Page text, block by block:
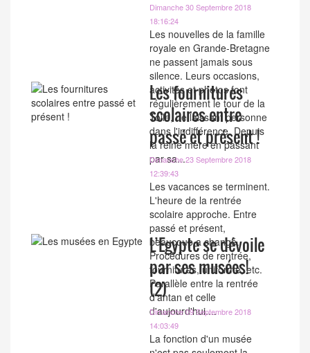
Dimanche 30 Septembre 2018
18:16:24
Les nouvelles de la famille
royale en Grande-Bretagne
ne passent jamais sous
silence. Leurs occasions,
activités et photos font
régulièrement le tour de la
Toile, ne laissant personne
dans l'indifférence. Depuis
la reine mère en passant
par sa...
Les fournitures
scolaires entre
passé et présent !
Dimanche 23 Septembre 2018
12:39:43
Les vacances se terminent.
L'heure de la rentrée
scolaire approche. Entre
passé et présent,
beaucoup a changé.
Procédures de rentrée,
fournitures, uniforme, etc.
Parallèle entre la rentrée
d'antan et celle
d'aujourd'hui....
L’Egypte se dévoile
par ses musées!
(2)
Dimanche 09 Septembre 2018
14:03:49
La fonction d'un musée